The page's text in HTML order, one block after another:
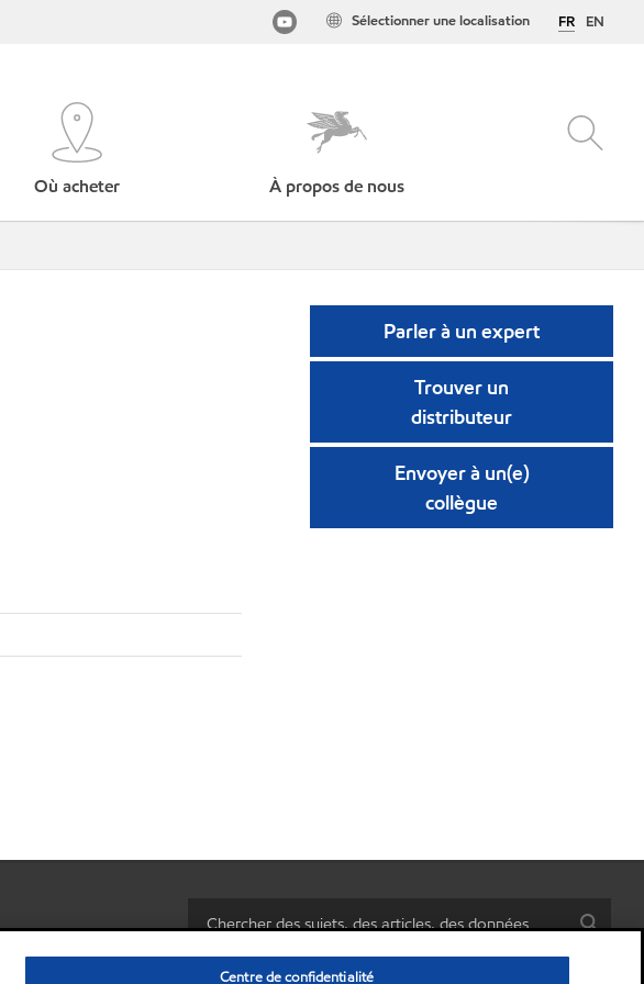
FR EN
Sélectionner une localisation
Où acheter À propos de nous
Parler à un expert
Trouver un
distributeur
Envoyer à un(e)
collègue
Centre de confidentialité